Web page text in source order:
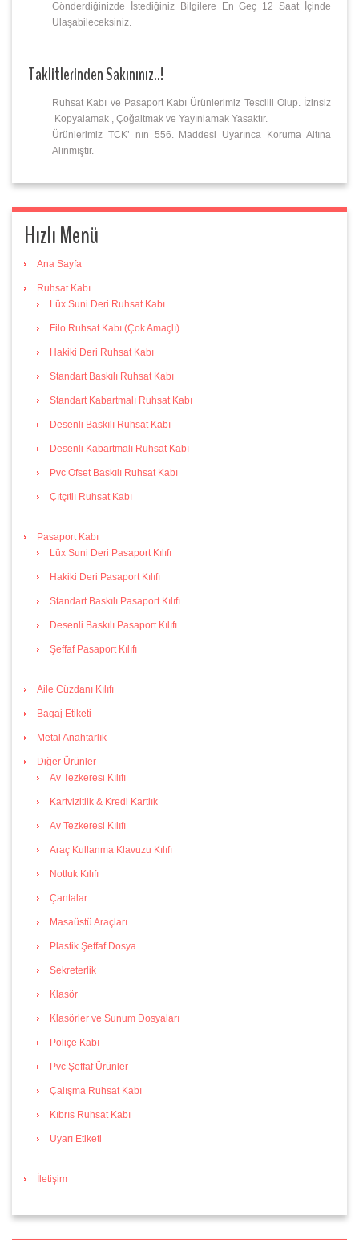
Gönderdiğinizde İstediğiniz Bilgilere En Geç 12 Saat İçinde
Ulaşabileceksiniz.
Taklitlerinden Sakınınız..!
Ruhsat Kabı ve Pasaport Kabı Ürünlerimiz Tescilli Olup. İzinsiz
Kopyalamak , Çoğaltmak ve Yayınlamak Yasaktır.
Ürünlerimiz TCK’ nın 556. Maddesi Uyarınca Koruma Altına
Alınmıştır.
Hızlı Menü
Ana Sayfa
Ruhsat Kabı
Lüx Suni Deri Ruhsat Kabı
Filo Ruhsat Kabı (Çok Amaçlı)
Hakiki Deri Ruhsat Kabı
Standart Baskılı Ruhsat Kabı
Standart Kabartmalı Ruhsat Kabı
Desenli Baskılı Ruhsat Kabı
Desenli Kabartmalı Ruhsat Kabı
Pvc Ofset Baskılı Ruhsat Kabı
Çıtçıtlı Ruhsat Kabı
Pasaport Kabı
Lüx Suni Deri Pasaport Kılıfı
Hakiki Deri Pasaport Kılıfı
Standart Baskılı Pasaport Kılıfı
Desenli Baskılı Pasaport Kılıfı
Şeffaf Pasaport Kılıfı
Aile Cüzdanı Kılıfı
Bagaj Etiketi
Metal Anahtarlık
Diğer Ürünler
Av Tezkeresi Kılıfı
Kartvizitlik & Kredi Kartlık
Av Tezkeresi Kılıfı
Araç Kullanma Klavuzu Kılıfı
Notluk Kılıfı
Çantalar
Masaüstü Araçları
Plastik Şeffaf Dosya
Sekreterlik
Klasör
Klasörler ve Sunum Dosyaları
Poliçe Kabı
Pvc Şeffaf Ürünler
Çalışma Ruhsat Kabı
Kıbrıs Ruhsat Kabı
Uyarı Etiketi
İletişim